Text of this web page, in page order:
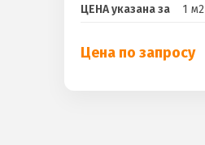
ЦЕНА указана за
1 м2
Цена по запросу